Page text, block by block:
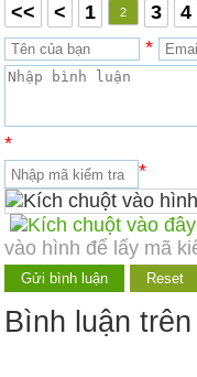
<< < 1 2 3 4
*
*
*
vào hình để lấy mã
Bình luận